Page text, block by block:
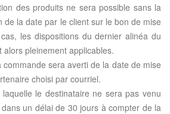
des produits ne sera possible sans la
de la date par le client sur le bon de mise
les dispositions du dernier alinéa du
pleinement applicables.
sera averti de la date de mise
choisi par courriel.
le destinataire ne sera pas venu
un délai de 30 jours à compter de la